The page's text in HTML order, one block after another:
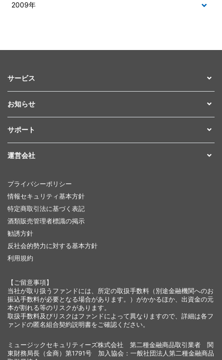
2009年
サービス
お知らせ
サポート
運営会社
プライバシーポリシー
情報セキュリティ基本方針
特定商取引法に基づく表記
酒類販売管理者標識の掲示
勧誘方針
反社会的勢力に対する基本方針
利用規約
【ご留意事項】
当社が取り扱うファンドには、所定の取扱手数料（別途金融機関へのお
振込手数料が必要となる場合があります。）がかかるほか、出資金の元
本が割れる等のリスクがあります。
取扱手数料及びリスクはファンドによって異なりますので、詳細は各フ
ァンドの匿名組合契約説明書をご確認ください。
ミュージックセキュリティーズ株式会社 第二種金融商品取引業者 関
東財務局長（金商）第1791号 加入協会：一般社団法人第二種金融商品